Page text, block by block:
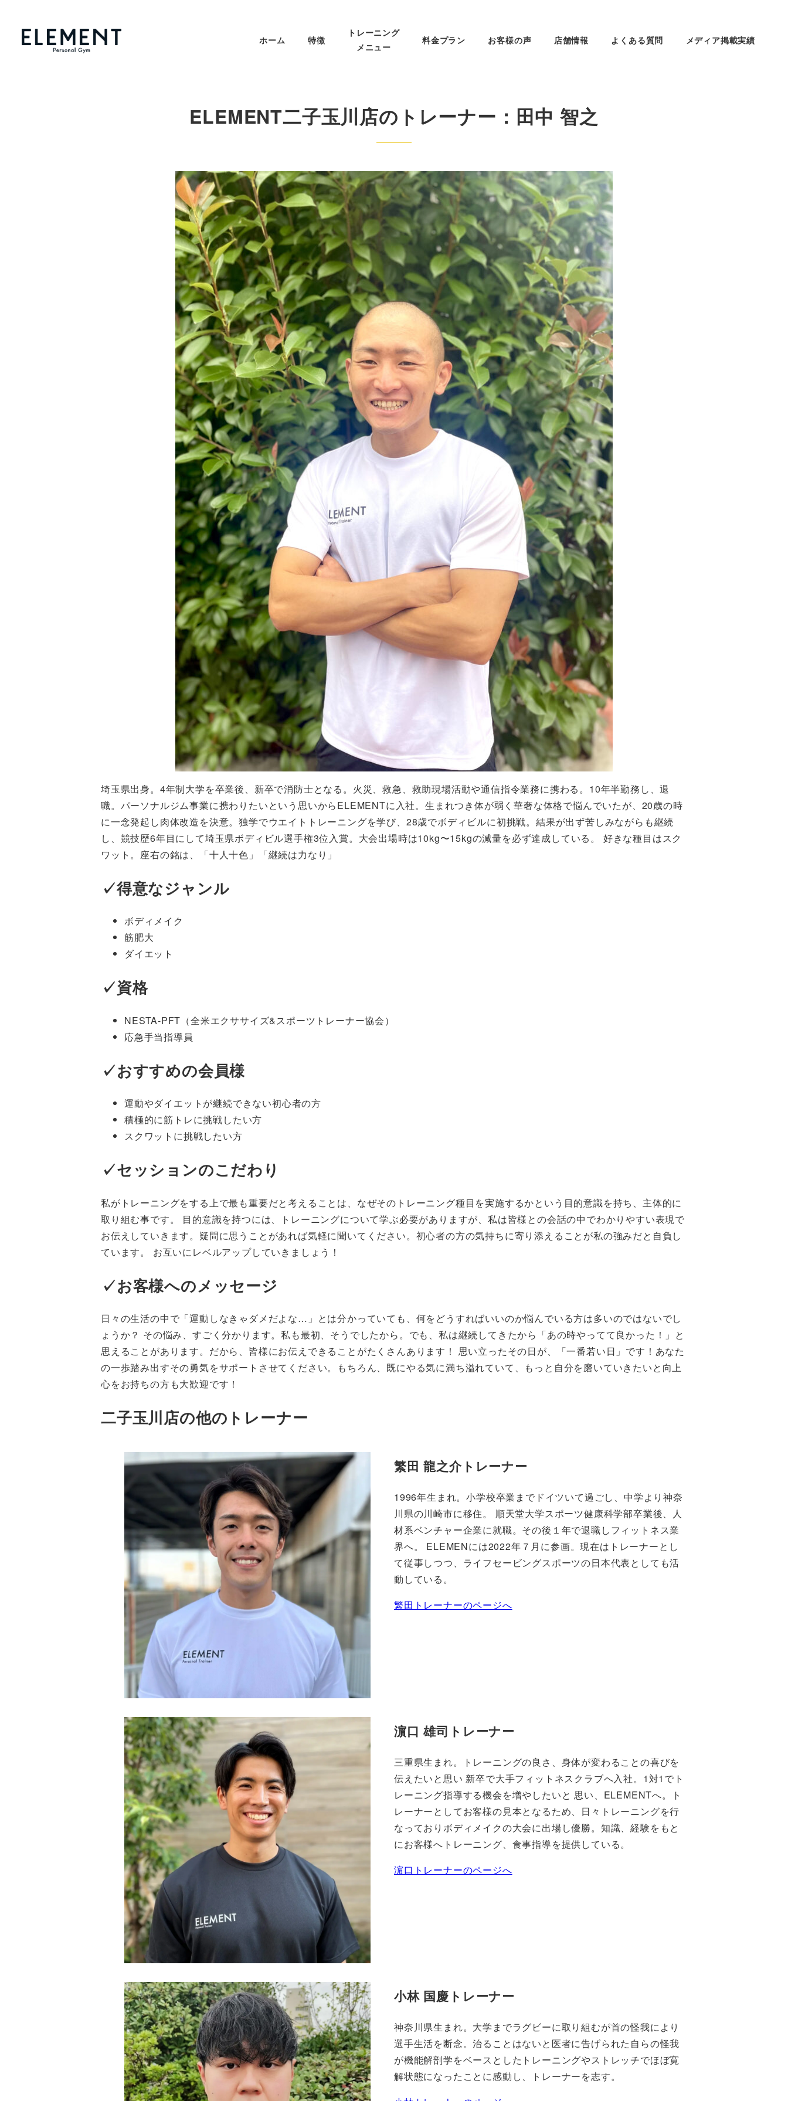
ホーム 特徴
トレーニング
メニュー
料金プラン お客様の声 店舗情報 よくある質問 メディア掲載実績
ELEMENT二子玉川店のトレーナー：田中 智之
埼玉県出身。4年制大学を卒業後、新卒で消防士となる。火災、救急、救助現場活動や通信指令業務に携わる。10年半勤務し、退
職。パーソナルジム事業に携わりたいという思いからELEMENTに入社。生まれつき体が弱く華奢な体格で悩んでいたが、20歳の時
に一念発起し肉体改造を決意。独学でウエイトトレーニングを学び、28歳でボディビルに初挑戦。結果が出ず苦しみながらも継続
し、競技歴6年目にして埼玉県ボディビル選手権3位入賞。大会出場時は10kg〜15kgの減量を必ず達成している。 好きな種目はスク
ワット。座右の銘は、「十人十色」「継続は力なり」
✓得意なジャンル
ボディメイク
筋肥大
ダイエット
✓資格
NESTA-PFT（全米エクササイズ&スポーツトレーナー協会）
応急手当指導員
✓おすすめの会員様
運動やダイエットが継続できない初心者の方
積極的に筋トレに挑戦したい方
スクワットに挑戦したい方
✓セッションのこだわり
私がトレーニングをする上で最も重要だと考えることは、なぜそのトレーニング種目を実施するかという目的意識を持ち、主体的に
取り組む事です。 目的意識を持つには、トレーニングについて学ぶ必要がありますが、私は皆様との会話の中でわかりやすい表現で
お伝えしていきます。疑問に思うことがあれば気軽に聞いてください。初心者の方の気持ちに寄り添えることが私の強みだと自負し
ています。 お互いにレベルアップしていきましょう！
✓お客様へのメッセージ
日々の生活の中で「運動しなきゃダメだよな…」とは分かっていても、何をどうすればいいのか悩んでいる方は多いのではないでし
ょうか？ その悩み、すごく分かります。私も最初、そうでしたから。でも、私は継続してきたから「あの時やってて良かった！」と
思えることがあります。だから、皆様にお伝えできることがたくさんあります！ 思い立ったその日が、「一番若い日」です！あなた
の一歩踏み出すその勇気をサポートさせてください。もちろん、既にやる気に満ち溢れていて、もっと自分を磨いていきたいと向上
心をお持ちの方も大歓迎です！
二子玉川店の他のトレーナー
繁田 龍之介トレーナー
1996年生まれ。小学校卒業までドイツいて過ごし、中学より神奈
川県の川崎市に移住。 順天堂大学スポーツ健康科学部卒業後、人
材系ベンチャー企業に就職。その後１年で退職しフィットネス業
界へ。 ELEMENには2022年７月に参画。現在はトレーナーとし
て従事しつつ、ライフセービングスポーツの日本代表としても活
動している。
繁田トレーナーのページへ
濵口 雄司トレーナー
三重県生まれ。トレーニングの良さ、身体が変わることの喜びを
伝えたいと思い 新卒で大手フィットネスクラブへ入社。1対1でト
レーニング指導する機会を増やしたいと 思い、ELEMENTへ。ト
レーナーとしてお客様の見本となるため、日々トレーニングを行
なっておりボディメイクの大会に出場し優勝。知識、経験をもと
にお客様へトレーニング、食事指導を提供している。
濵口トレーナーのページへ
小林 国慶トレーナー
神奈川県生まれ。大学までラグビーに取り組むが首の怪我により
選手生活を断念。治ることはないと医者に告げられた自らの怪我
が機能解剖学をベースとしたトレーニングやストレッチでほぼ寛
解状態になったことに感動し、トレーナーを志す。